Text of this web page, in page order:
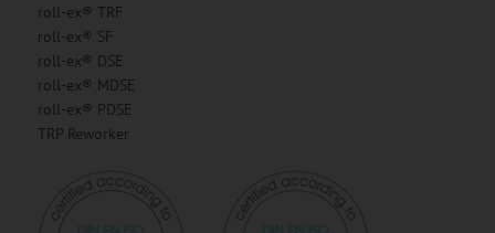
roll-ex® TRF
roll-ex® SF
roll-ex® DSE
roll-ex® MDSE
roll-ex® PDSE
TRP Reworker